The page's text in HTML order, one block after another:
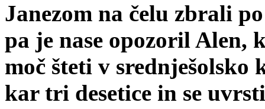
Janezom na čelu zbrali
pa je nase opozoril Alen,
moč šteti v srednješolsko
kar tri desetice in se